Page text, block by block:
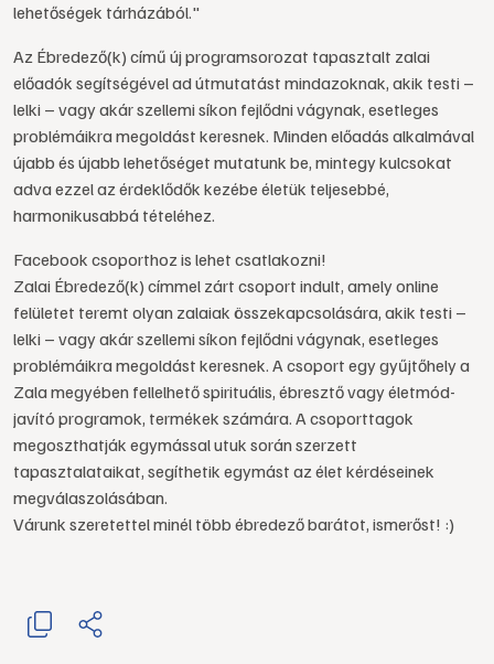
lehetőségek tárházából."
Az Ébredező(k) című új programsorozat tapasztalt zalai
előadók segítségével ad útmutatást mindazoknak, akik testi –
lelki – vagy akár szellemi síkon fejlődni vágynak, esetleges
problémáikra megoldást keresnek. Minden előadás alkalmával
újabb és újabb lehetőséget mutatunk be, mintegy kulcsokat
adva ezzel az érdeklődők kezébe életük teljesebbé,
harmonikusabbá tételéhez.
Facebook csoporthoz is lehet csatlakozni!
Zalai Ébredező(k) címmel zárt csoport indult, amely online
felületet teremt olyan zalaiak összekapcsolására, akik testi –
lelki – vagy akár szellemi síkon fejlődni vágynak, esetleges
problémáikra megoldást keresnek. A csoport egy gyűjtőhely a
Zala megyében fellelhető spirituális, ébresztő vagy életmód-
javító programok, termékek számára. A csoporttagok
megoszthatják egymással utuk során szerzett
tapasztalataikat, segíthetik egymást az élet kérdéseinek
megválaszolásában.
Várunk szeretettel minél több ébredező barátot, ismerőst! :)